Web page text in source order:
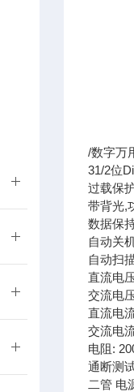
/数字万
31/2位
过载保
带背光,
数据保
自动关
自动扫
直流电
交流电
直流电
交流电
电阻:
通断测
二管 电